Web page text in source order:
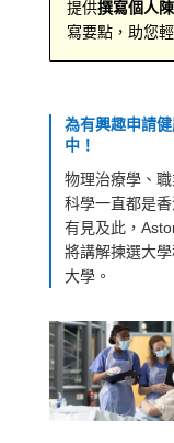
提供撰寫個人
寫要點，助您
為有興趣申請
中！
物理治療學、
科學一直都是
有見及此，
將講解揀選大
大學。